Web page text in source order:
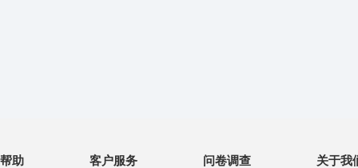
帮助 客户服务 问卷调查 关于我